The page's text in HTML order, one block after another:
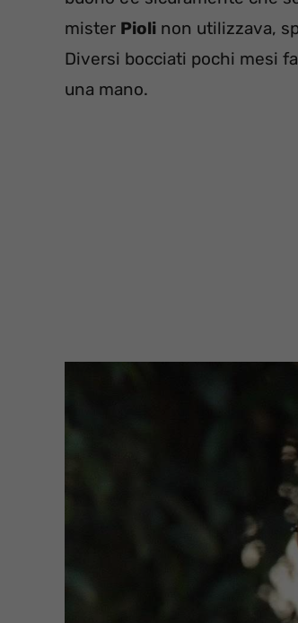
mister Pioli non utilizzava,
Diversi bocciati pochi mesi
una mano.